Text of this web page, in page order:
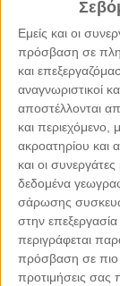
Εμείς και οι
πρόσβαση σε
και
αναγνωριστικοί
αποστέλλονται
και περιεχόμενο,
ακροατηρίου και
και οι
δεδομένα
σάρωσης
στην
περιγράφεται
πρόσβαση σε πιο
προτιμήσεις σας